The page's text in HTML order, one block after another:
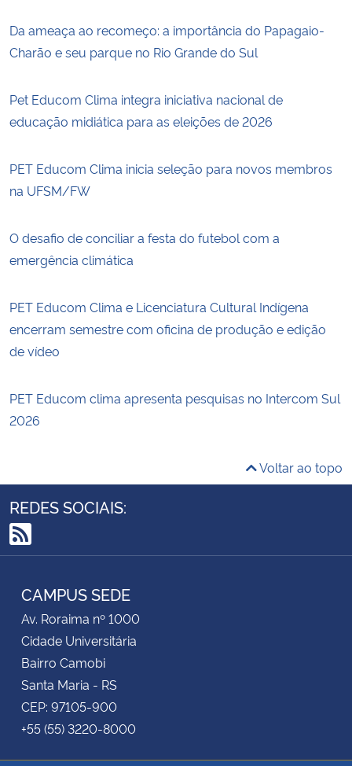
Da ameaça ao recomeço: a importância do Papagaio-
Charão e seu parque no Rio Grande do Sul
Pet Educom Clima integra iniciativa nacional de
educação midiática para as eleições de 2026
PET Educom Clima inicia seleção para novos membros
na UFSM/FW
O desafio de conciliar a festa do futebol com a
emergência climática
PET Educom Clima e Licenciatura Cultural Indígena
encerram semestre com oficina de produção e edição
de vídeo
PET Educom clima apresenta pesquisas no Intercom Sul
2026
Voltar ao topo
REDES SOCIAIS:
RSS
CAMPUS SEDE
Av. Roraima nº 1000
Cidade Universitária
Bairro Camobi
Santa Maria - RS
CEP: 97105-900
+55 (55) 3220-8000